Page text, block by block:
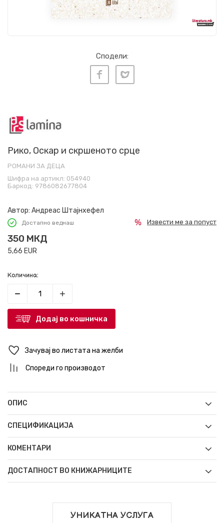
Сподели:
Рико, Оскар и скршеното срце
РОМАНИ ЗА ДЕЦА
Шифра на артикл: 054940
Баркод: 9786082677804
Автор: Андреас Штајнхефел
Достапно веднаш
350 МКД
5,66 EUR
Извести ме за попуст
Количина:
Додај во кошничка
Зачувај во листата на желби
Спореди го производот
ОПИС
СПЕЦИФИКАЦИЈА
КОМЕНТАРИ
ДОСТАПНОСТ ВО КНИЖАРНИЦИТЕ
УНИКАТНА УСЛУГА